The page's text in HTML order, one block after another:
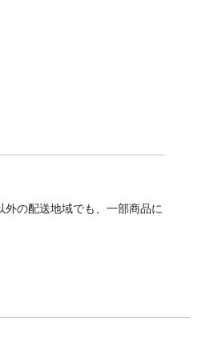
の配送地域でも、一部商品に